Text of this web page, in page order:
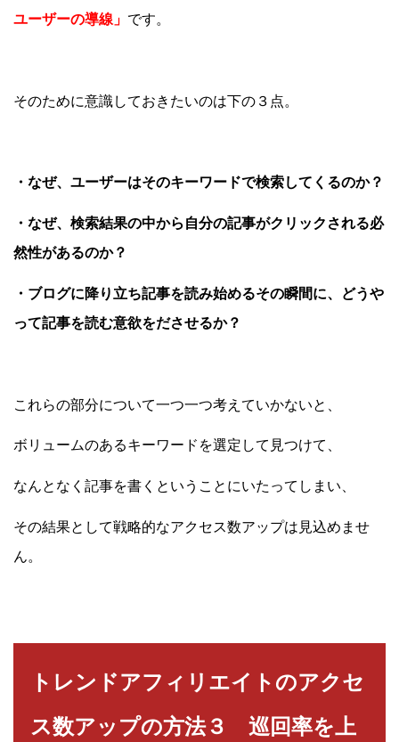
ユーザーの導線」 です。
そのために意識しておきたいのは下の３点。
・なぜ、ユーザーはそのキーワードで検索してくるのか？
・なぜ、検索結果の中から自分の記事がクリックされる必
然性があるのか？
・ブログに降り立ち記事を読み始めるその瞬間に、どうや
って記事を読む意欲をださせるか？
これらの部分について一つ一つ考えていかないと、
ボリュームのあるキーワードを選定して見つけて、
なんとなく記事を書くということにいたってしまい、
その結果として戦略的なアクセス数アップは見込めませ
ん。
トレンドアフィリエイトのアクセ
ス数アップの方法３ 巡回率を上